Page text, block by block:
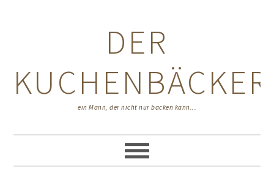
DER
KUCHENBÄCKER
ein Mann, der nicht nur backen kann...